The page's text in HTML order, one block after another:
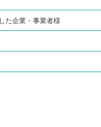
た企業・事業者様